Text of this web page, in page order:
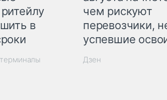
в
чем рискуют
перевозчики,
успевшие
Дзен